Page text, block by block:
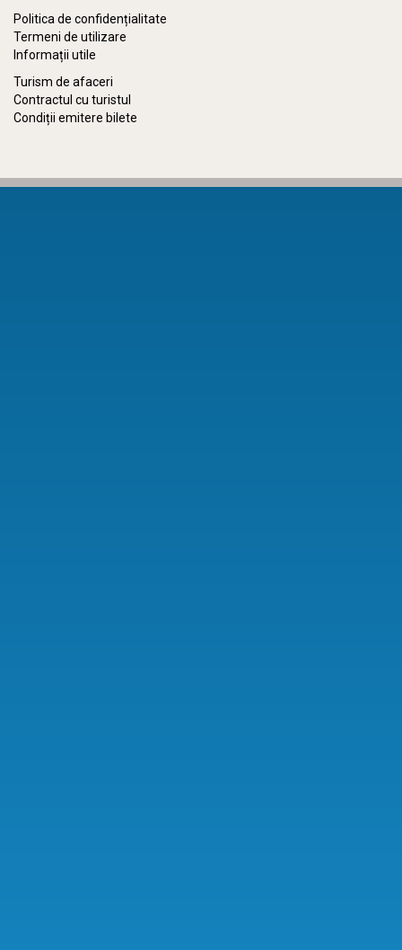
Politica de confidențialitate
Termeni de utilizare
Informații utile
Turism de afaceri
Contractul cu turistul
Condiții emitere bilete